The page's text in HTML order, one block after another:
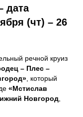
дата
(чт) – 26
речной круиз
– Плес –
, который
«Мстислав
Новгород